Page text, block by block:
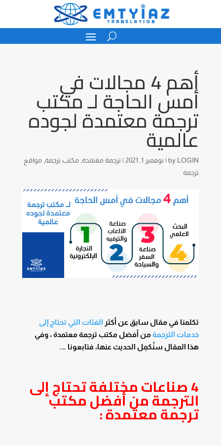
أهم 4 مجالات في
أمس الحاجة لـ مكتب
ترجمة معتمدة لجوده
عالمية
by LOGIN
| نوفمبر 1, 2021 | ترجمة معتمدة, مكتب ترجمة, مواقع
ترجمة
تكلمنا في مقال سابق عن أكثر الفئات التي تحتاج إلى
خدمات الترجمةمن أفضل مكتب ترجمة معتمدة ، وفي
هذا المقال سنُكمِل الحديث عنها، فتابعونا ….
4 صناعات مختلفة تحتاج إلى
الترجمة من أفضل مكتب
ترجمة معتمدة :